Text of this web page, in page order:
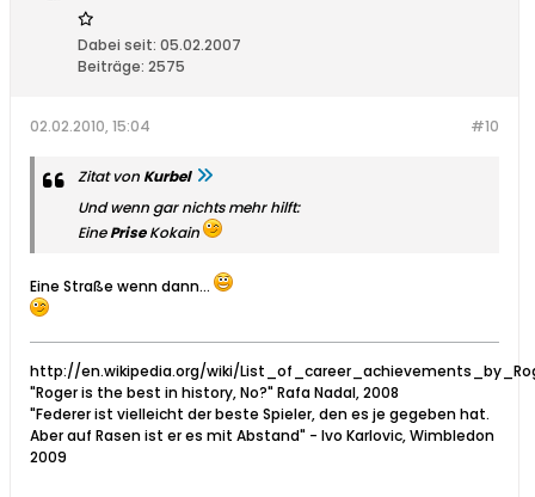
Dabei seit: 05.02.2007
Beiträge: 2575
#10
02.02.2010, 15:04
Zitat vonKurbel
Und wenn gar nichts mehr hilft:
EinePriseKokain
Eine Straße wenn dann...
http://en.wikipedia.org/wiki/
"Roger is the best in history, No?" Rafa Nadal, 2008
"Federer ist vielleicht der beste Spieler, den es je gegeben hat.
Aber auf Rasen ist er es mit Abstand" - Ivo Karlovic, Wimbledon
2009